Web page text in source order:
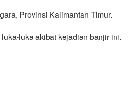
Provinsi Kalimantan Timur.
luka akibat kejadian banjir ini.